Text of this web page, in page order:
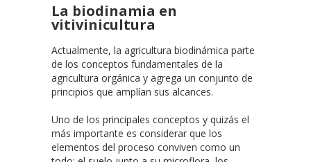
La biodinamia en
vitivinicultura
Actualmente, la agricultura biodinámica parte
de los conceptos fundamentales de la
agricultura orgánica y agrega un conjunto de
principios que amplían sus alcances.
Uno de los principales conceptos y quizás el
más importante es considerar que los
elementos del proceso conviven como un